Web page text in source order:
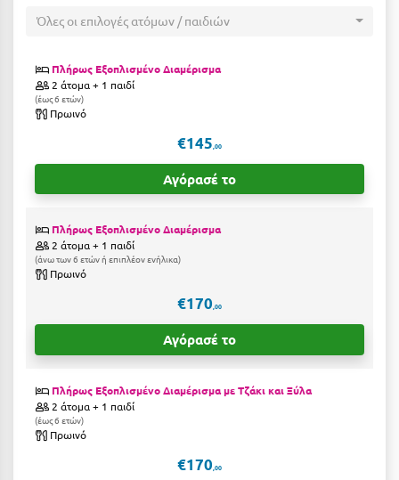
Ζαγοροχώρια
Ηράκλειο
Θάσος
Θεσσαλονίκη
Ιεράπετρα
Ιθάκη
Ικαρία
Όλες οι επιλογές ατόμων / παιδιών
Πλήρως Εξοπλισμένο Διαμέρισμα
2 άτομα + 1 παιδί
έως 6 ετών
Πρωινό
€145 ,00
Αγόρασέ το
Πλήρως Εξοπλισμένο Διαμέρισμα
2 άτομα + 1 παιδί
άνω των 6 ετών ή επιπλέον ενήλικα
Πρωινό
€170 ,00
Αγόρασέ το
Πλήρως Εξοπλισμένο Διαμέρισμα με Τζάκι και Ξύλα
2 άτομα + 1 παιδί
έως 6 ετών
Πρωινό
€170 ,00